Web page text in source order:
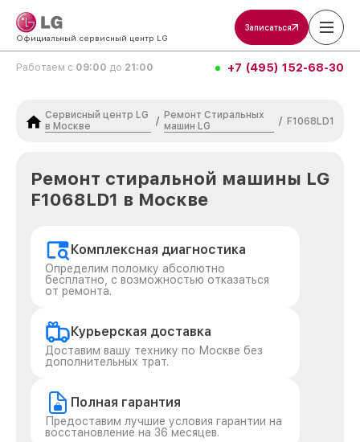
Официальный сервисный центр LG
Записаться
Работаем с 09:00 до 21:00 +7 (495) 152-68-30
Сервисный центр LG
в Москве
/
Ремонт Стиральных
машин LG
/ F1068LD1
Ремонт стиральной машины LG
F1068LD1 в Москве
Комплексная диагностика
Определим поломку абсолютно
бесплатно, с возможностью отказаться
от ремонта.
Курьерская доставка
Доставим вашу технику по Москве без
дополнительных трат.
Полная гарантия
Предоставим лучшие условия гарантии на
восстановление на 36 месяцев.